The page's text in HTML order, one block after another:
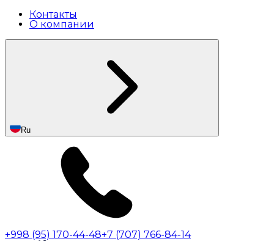
Контакты
О компании
Ru
+998 (95) 170-44-48+7 (707) 766-84-14